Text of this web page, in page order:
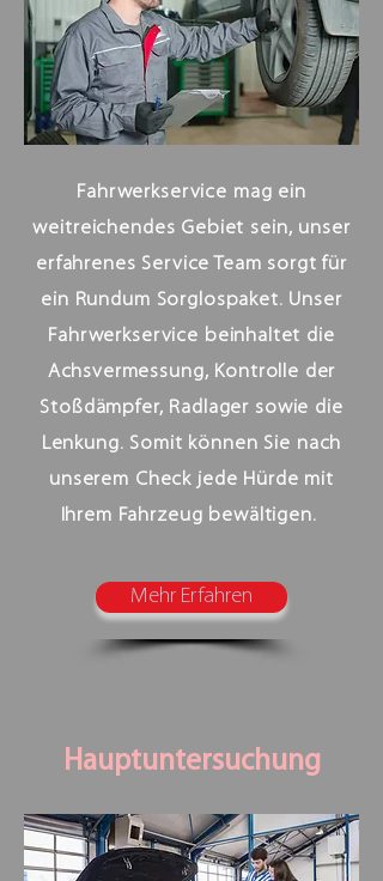
Fahrwerkservice mag ein
weitreichendes Gebiet sein, unser
erfahrenes Service Team sorgt für
ein Rundum Sorglospaket. Unser
Fahrwerkservice beinhaltet die
Achsvermessung, Kontrolle der
Stoßdämpfer, Radlager sowie die
Lenkung. Somit können Sie nach
unserem Check jede Hürde mit
Ihrem Fahrzeug bewältigen.
Mehr Erfahren
Hauptuntersuchung